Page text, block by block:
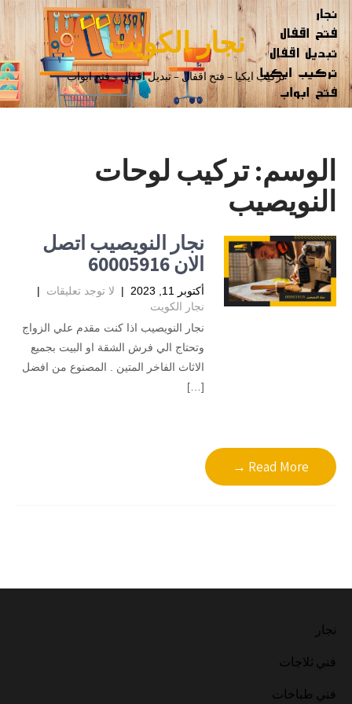
نجار الكويت
تركيب ايكيا – فتح اقفال – تبديل اقفال – فتح ابواب
الوسم:تركيب لوحات
النويصيب
نجار النويصيب اتصل
الان 60005916
أكتوبر 11, 2023 | لا توجد تعليقات
|
نجار الكويت
نجار النويصيب اذا كنت مقدم علي الزواج
وتحتاج الي فرش الشقة او البيت بجميع
الاثاث الفاخر المتين . المصنوع من افضل
[…]
Read More →
نجار
فني ثلاجات
فني طباخات